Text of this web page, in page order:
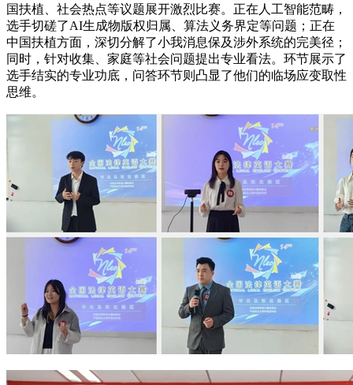
国扶植、社会热点等议题展开激烈比赛。正在人工智能范畴，
选手切磋了AI生成物版权归属、算法义务界定等问题；正在
中国扶植方面，深切分解了小我消息保及涉外系统的完美径；
同时，针对收集、家庭等社会问题提出专业看法。环节展示了
选手结实的专业功底，问答环节则凸显了他们的临场应变取性
思维。